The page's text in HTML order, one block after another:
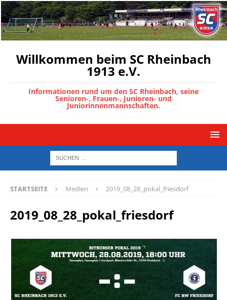
Willkommen beim SC Rheinbach
1913 e.V.
Informationen rund um den SC Rheinbach, seine
Senioren-, Frauen-, Junioren- und
Juniorinnenmannschaften.
STARTSEITE Medien 2019_08_28_pokal_friesdorf
2019_08_28_pokal_friesdorf